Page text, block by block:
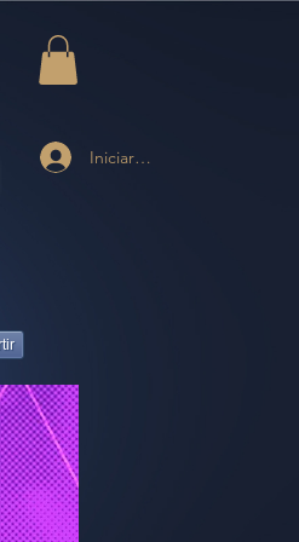
Iniciar sesión